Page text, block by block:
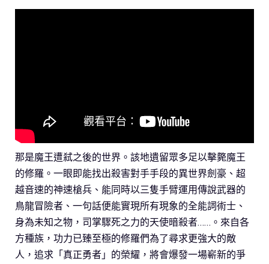
那是魔王遭弒之後的世界。該地遺留眾多足以擊斃魔王
的修羅。一眼即能找出殺害對手手段的異世界劍豪、超
越音速的神速槍兵、能同時以三隻手臂運用傳說武器的
鳥龍冒險者、一句話便能實現所有現象的全能詞術士、
身為未知之物，司掌驟死之力的天使暗殺者……。來自各
方種族，功力已臻至極的修羅們為了尋求更強大的敵
人，追求「真正勇者」的榮耀，將會爆發一場嶄新的爭